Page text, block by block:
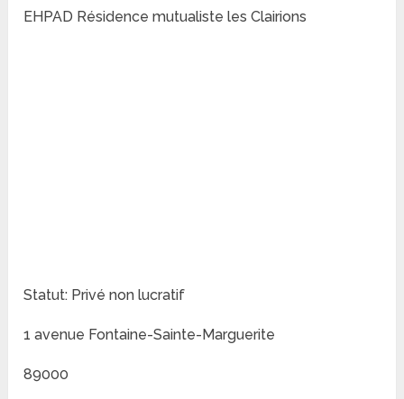
EHPAD Résidence mutualiste les Clairions
Statut: Privé non lucratif
1 avenue Fontaine-Sainte-Marguerite
89000